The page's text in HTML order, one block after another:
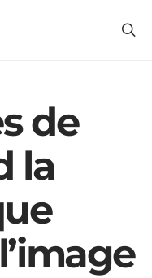
de
la